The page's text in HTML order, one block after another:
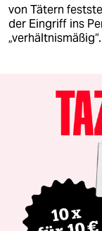
von Tätern
der Eingriff ins
„verhältnismäßig“.